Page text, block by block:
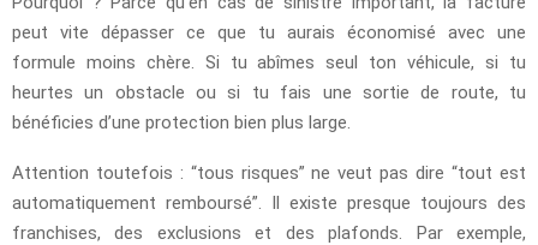
peut vite dépasser ce que tu aurais économisé avec une
formule moins chère. Si tu abîmes seul ton véhicule, si tu
heurtes un obstacle ou si tu fais une sortie de route, tu
bénéficies d’une protection bien plus large.
Attention toutefois : “tous risques” ne veut pas dire “tout est
automatiquement remboursé”. Il existe presque toujours des
franchises, des exclusions et des plafonds. Par exemple,